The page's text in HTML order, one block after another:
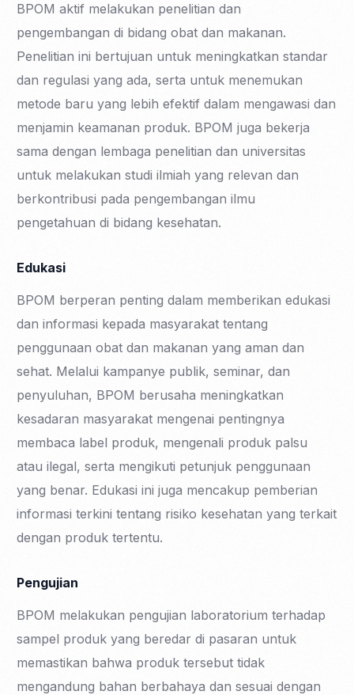
BPOM aktif melakukan penelitian dan
pengembangan di bidang obat dan makanan.
Penelitian ini bertujuan untuk meningkatkan standar
dan regulasi yang ada, serta untuk menemukan
metode baru yang lebih efektif dalam mengawasi dan
menjamin keamanan produk. BPOM juga bekerja
sama dengan lembaga penelitian dan universitas
untuk melakukan studi ilmiah yang relevan dan
berkontribusi pada pengembangan ilmu
pengetahuan di bidang kesehatan.
Edukasi
BPOM berperan penting dalam memberikan edukasi
dan informasi kepada masyarakat tentang
penggunaan obat dan makanan yang aman dan
sehat. Melalui kampanye publik, seminar, dan
penyuluhan, BPOM berusaha meningkatkan
kesadaran masyarakat mengenai pentingnya
membaca label produk, mengenali produk palsu
atau ilegal, serta mengikuti petunjuk penggunaan
yang benar. Edukasi ini juga mencakup pemberian
informasi terkini tentang risiko kesehatan yang terkait
dengan produk tertentu.
Pengujian
BPOM melakukan pengujian laboratorium terhadap
sampel produk yang beredar di pasaran untuk
memastikan bahwa produk tersebut tidak
mengandung bahan berbahaya dan sesuai dengan